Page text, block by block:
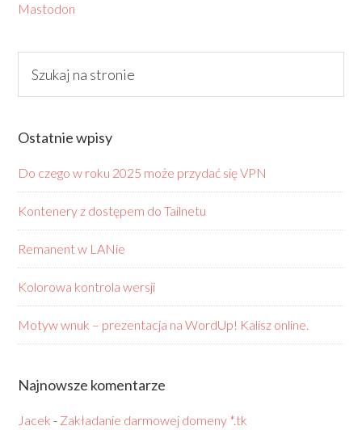
Mastodon
Ostatnie wpisy
Do czego w roku 2025 może przydać się VPN
Kontenery z dostępem do Tailnetu
Remanent w LANie
Kolorowa kontrola wersji
Motyw wnuk – prezentacja na WordUp! Kalisz online.
Najnowsze komentarze
Jacek - Zakładanie darmowej domeny *.tk